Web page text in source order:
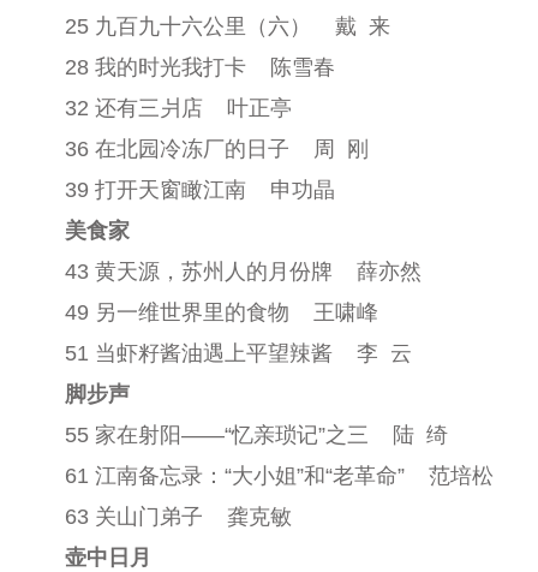
25 九百九十六公里（六） 戴 来
28 我的时光我打卡
陈雪春
32 还有三爿店
叶正亭
36 在北园冷冻厂的日子
周
刚
39 打开天窗瞰江南
申功晶
美食家
43 黄天源，苏州人的月份牌
薛亦然
49 另一维世界里的食物
王啸峰
51 当虾籽酱油遇上平望辣酱
李 云
脚步声
55 家在射阳——“忆亲琐记”之三 陆 绮
61 江南备忘录： “大小姐”和“老革命”
范培松
63 关山门弟子
龚克敏
壶中日月